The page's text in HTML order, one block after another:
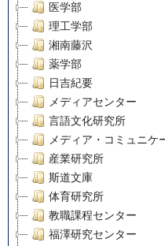
医学部
理工学部
湘南藤沢
薬学部
日吉紀要
メディアセンター
言語文化研究所
メディア・コミュニケ
産業研究所
斯道文庫
体育研究所
教職課程センター
福澤研究センター